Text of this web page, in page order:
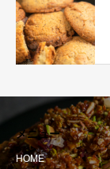
メニュー
HOME